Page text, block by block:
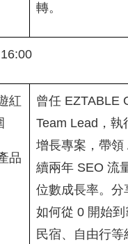
轉。
紅
品
曾任 EZTABLE
Team Lead，執
增長專案，帶領
續兩年 SEO 流
位數成長率。分
如何從 0 開始到
民宿、自由行等